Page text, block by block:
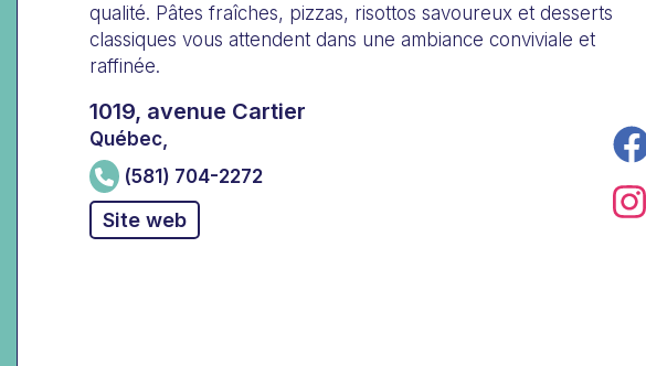
qualité. Pâtes fraîches, pizzas, risottos savoureux et desserts
classiques vous attendent dans une ambiance conviviale et
raffinée.
1019, avenue Cartier
Québec,
(581) 704-2272
Site web